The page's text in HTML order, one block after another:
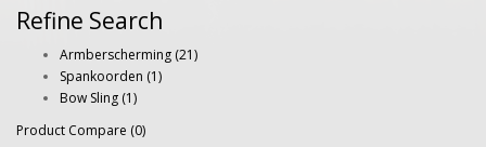
Refine Search
Armberscherming (21)
Spankoorden (1)
Bow Sling (1)
Product Compare (0)